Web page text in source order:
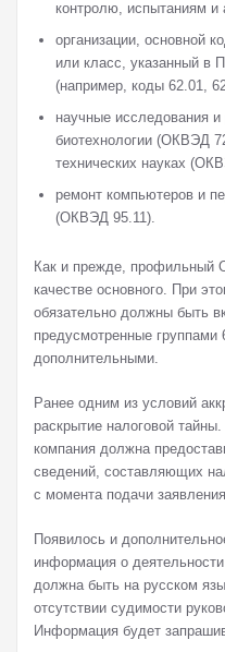
контролю, испытаниям
организации, основной
или класс, указанный в
(например, коды 62.01,
научные исследования и
биотехнологии (ОКВЭД
технических науках
ремонт компьютеров и
(ОКВЭД 95.11).
Как и прежде,
качестве основного. При
обязательно должны быть
предусмотренные
дополнительными.
Ранее одним из условий
раскрытие налоговой
компания должна
сведений, составляющих
с момента подачи
Появилось и
информация о
должна быть на русском
отсутствии судимости
Информация будет